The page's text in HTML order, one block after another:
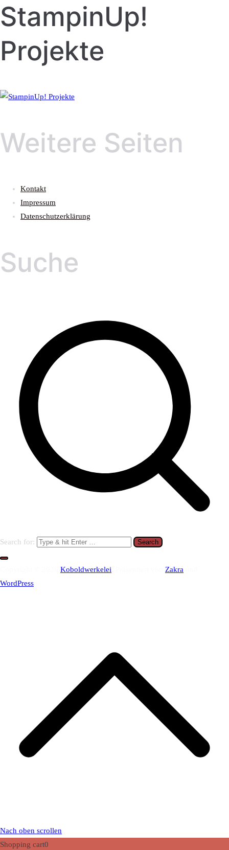
StampinUp!
Projekte
Weitere Seiten
Kontakt
Impressum
Datenschutzerklärung
Suche
Search for:
Koboldwerkelei Zakra
WordPress
Nach oben scrollen
Shopping cart0